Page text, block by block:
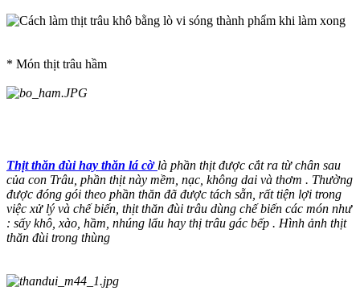
* Món thịt trâu hầm
Thịt thăn đùihay thăn lá cờ là phần thịt được cắt ra từ chân sau
của con Trâu, phần thịt này mềm, nạc, không dai và thơm . Thường
được đóng gói theo phần thăn đã được tách sẵn, rất tiện lợi trong
việc xử lý và chế biến, thịt thăn đùi trâu dùng chế biến các món như
: sấy khô, xào, hầm, nhúng lẩu hay thị trâu gác bếp . Hình ảnh thịt
thăn đùi trong thùng